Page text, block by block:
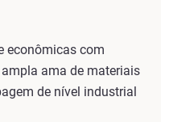
econômicas com
ama de materiais
de nível industrial